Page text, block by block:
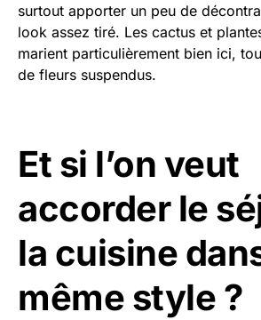
surtout apporter un peu de
look assez tiré. Les cactus et
marient particulièrement bien ici,
de fleurs suspendus.
Et si l’on veut
accorder le
la cuisine
même style ?